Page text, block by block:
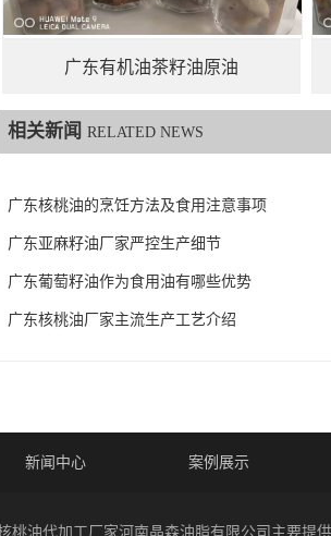
广东有机油茶籽油原油
相关新闻 RELATED NEWS
广东核桃油的烹饪方法及食用注意事项
广东亚麻籽油厂家严控生产细节
广东葡萄籽油作为食用油有哪些优势
广东核桃油厂家主流生产工艺介绍
新闻中心 案例展示
油代加工厂家河南晶森油脂有限公司主要